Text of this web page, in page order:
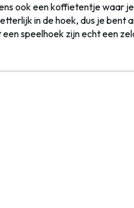
ook een koffietentje waar
in de hoek, dus je bent
speelhoek zijn echt een